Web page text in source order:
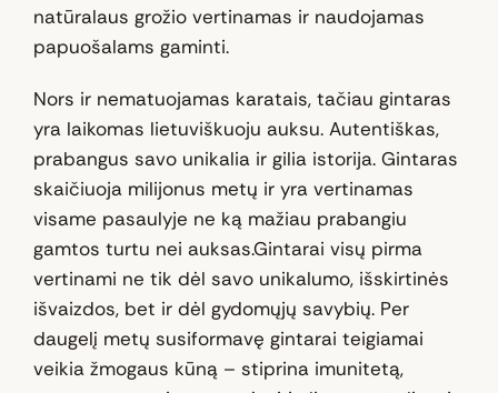
natūralaus grožio vertinamas ir naudojamas
papuošalams gaminti.
Nors ir nematuojamas karatais, tačiau gintaras
yra laikomas lietuviškuoju auksu. Autentiškas,
prabangus savo unikalia ir gilia istorija. Gintaras
skaičiuoja milijonus metų ir yra vertinamas
visame pasaulyje ne ką mažiau prabangiu
gamtos turtu nei auksas.Gintarai visų pirma
vertinami ne tik dėl savo unikalumo, išskirtinės
išvaizdos, bet ir dėl gydomųjų savybių. Per
daugelį metų susiformavę gintarai teigiamai
veikia žmogaus kūną – stiprina imunitetą,